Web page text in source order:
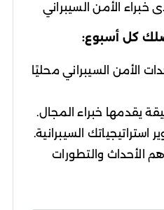
خبراء الأمن السيبراني
كل أسبوع:
الأمن السيبراني محليًا
يقدمها خبراء المجال.
استراتيجياتك السيبرانية.
الأحداث والتطورات